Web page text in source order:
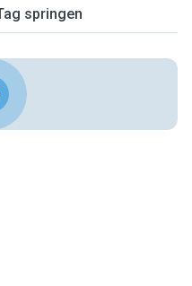
springen